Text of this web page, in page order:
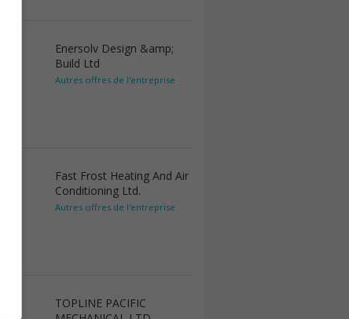
Enersolv Design &amp;
Build Ltd
Autres offres de l'entreprise
Fast Frost Heating And Air
Conditioning Ltd.
Autres offres de l'entreprise
TOPLINE PACIFIC